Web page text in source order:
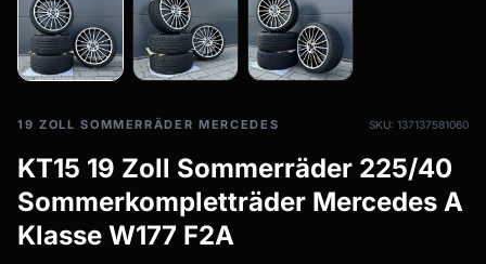
ac_unit Winterreifen
Kompletträder - Winter
filter_drama Allwetterreifen
Ganzjahresräder & Felgen
19 ZOLL SOMMERRÄDER MERCEDES SKU: 137137581060
KT15 19 Zoll Sommerräder 225/40
Sommerkompletträder Mercedes A
Klasse W177 F2A